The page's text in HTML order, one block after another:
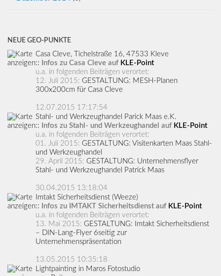
NEUE GEO-PUNKTE
Casa Cleve, Tichelstraße 16, 47533 Kleve
:: Infos zu Casa Cleve auf KLE-Point
u.a. in folgenden Beiträgen verortet:
12. Juli 2015: GESTALTUNG: MESH-Planen
300x200cm für Casa Cleve
12.07.2015 17:17:54
Stahl- und Werkzeughandel Parick Maas e.K.
:: Infos zu Stahl- und Werkzeughandel auf KLE-Point
u.a. in folgenden Beiträgen verortet:
01. Juli 2015: GESTALTUNG: Visitenkarten Maas Stahl-
und Werkzeughandel
29. April 2015: GESTALTUNG: Unternehmensflyer
Stahl- und Werkzeughandel Patrick Maas
30.04.2015 13:18:04
Imtakt Sicherheitsdienst (Weeze)
:: Infos zu IMTAKT Sicherheitsdienst auf KLE-Point
u.a. in folgenden Beiträgen verortet:
13. Mai 2015: GESTALTUNG: Imtakt Sicherheitsdienst
– DIN-Lang-Flyer 6seitig zur
Unternehmenspräsentation
13.05.2015 10:35:18
Lightpainting in Maros Fotostudio